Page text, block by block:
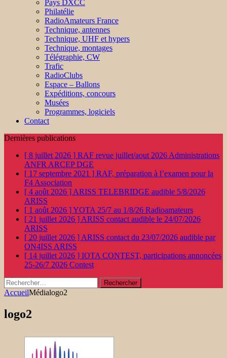
Pays DXCC
Philatélie
RadioAmateurs France
Technique, antennes
Technique, UHF et hypers
Technique, montages
Télégraphie, CW
Trafic
RadioClubs
Espace – Ballons
Expéditions, concours
Musées
Programmes, logiciels
Contact
Dernières publications
[ 8 juillet 2026 ] RAF revue juillet/aout 2026 Administrations
ANFR ARCEP DGE
[ 17 septembre 2021 ] RAF, préparation à l’examen pour la
F4 Association
[ 4 août 2026 ] ARISS TELEBRIDGE audible 5/8/2026
ARISS
[ 1 août 2026 ]YOTA 25/7 au 1/8/26 Radioamateurs
[ 21 juillet 2026 ] ARISS contact audible le 24/07/2026
ARISS
[ 20 juillet 2026 ] ARISS contact du 23/07/2026 audible par
ON4ISS ARISS
[ 14 juillet 2026 ] IOTA CONTEST, participations annoncées
25-26/7 2026 Contest
Rechercher :
AccueilMédialogo2
logo2